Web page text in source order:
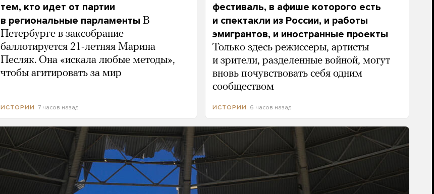
тем, кто идет от партии
в региональные парламенты В
Петербурге в заксобрание
баллотируется 21-летняя Марина
Песляк. Она «искала любые методы»,
чтобы агитировать за мир
ИСТОРИИ 7 часов назад
фестиваль, в афише которого есть
и спектакли из России, и работы
эмигрантов, и иностранные проекты
Только здесь режиссеры, артисты
и зрители, разделенные войной, могут
вновь почувствовать себя одним
сообществом
ИСТОРИИ 6 часов назад